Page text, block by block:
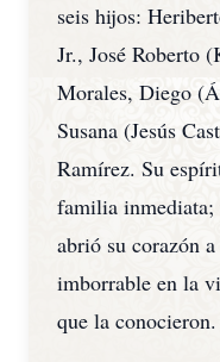
seis hijos:
Jr., José Roberto
Morales, Diego
Susana (Jesús
Ramírez. Su
familia inmediata;
abrió su corazón
imborrable en la
que la conocieron.